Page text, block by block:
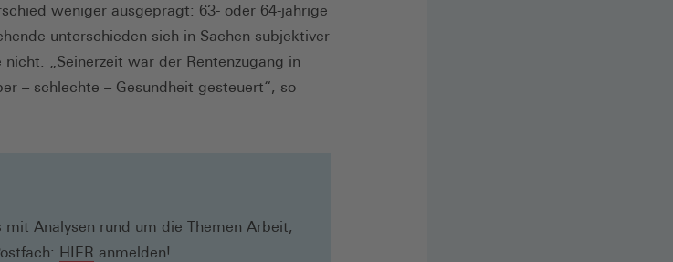
weniger ausgeprägt: 63- oder 64-jährige
unterschieden sich in Sachen subjektiver
„Seinerzeit war der Rentenzugang in
– schlechte – Gesundheit gesteuert“, so
mit Analysen rund um die Themen Arbeit,
HIER (Öffnet
anmelden!